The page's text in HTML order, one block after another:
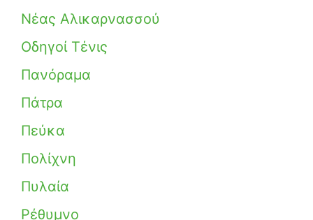
Νέας Αλικαρνασσού
Οδηγοί Τένις
Πανόραμα
Πάτρα
Πεύκα
Πολίχνη
Πυλαία
Ρέθυμνο